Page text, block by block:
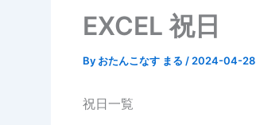
EXCEL 祝日
By おたんこなす まる / 2024-04-28
祝日一覧